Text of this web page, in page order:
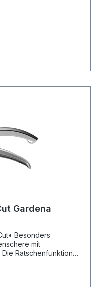
(um 20
höherer
GmbH, Hans-
Gardena
Besonders
mit